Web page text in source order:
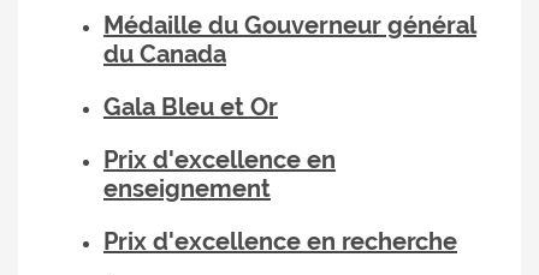
Médaille du Gouverneur général
du Canada
Gala Bleu et Or
Prix d'excellence en
enseignement
Prix d'excellence en recherche